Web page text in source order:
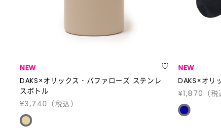
NEW
DAKS×オリックス・バファローズ ステンレ
スボトル
¥3,740 （税込）
NEW
DAKS×オリ
¥1,870 （